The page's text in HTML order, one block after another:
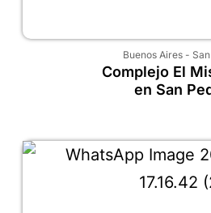
Buenos Aires-
Complejo El
en San